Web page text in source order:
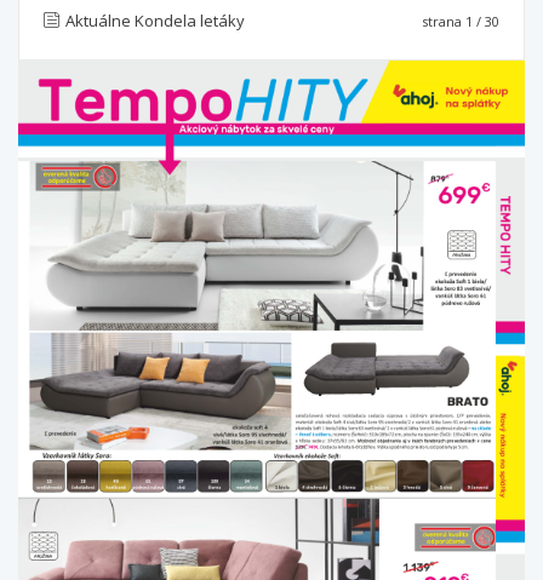
Aktuálne Kondela letáky strana 1 / 30